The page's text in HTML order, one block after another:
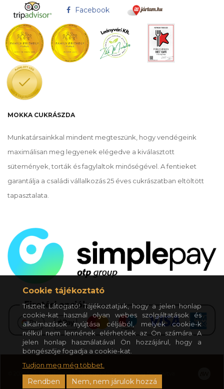
Facebook
MOKKA CUKRÁSZDA
Munkatársainkkal mindent megteszünk, hogy vendégeink
maximálisan meg legyenek elégedve a kiválasztott
sütemények, torták és fagylaltok minőségével. A fentieket
garantálja a családi vállalkozás 25 éves cukrászatban eltöltött
tapasztalata.
© 2020 Mokka Cukrászda - Nyíregyháza. Minden jog fenntartva.
Cookie tájékoztató
Tisztelt Látogató! Tájékoztatjuk, hogy a jelen honlap
cookie-kat használ olyan webes szolgáltatások és
alkalmazások nyújtása céljából, melyek cookie-k
nélkül nem lennének elérhetőek az Ön számára. A
jelen honlap használatával Ön hozzájárul, hogy a
böngészője fogadja a cookie-kat.
Tudjon meg még többet.
Rendben Nem, nem járulok hozzá